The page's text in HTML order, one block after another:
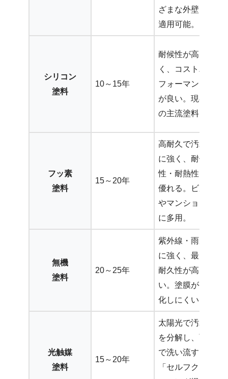
ざまな外壁に
適用可能。
シリコン
塗料
10～15年
耐候性が高
く、コストパ
フォーマンス
が良い。現在
の主流塗料。
フッ素
塗料
15～20年
高耐久で汚れ
に強く、耐候
性・耐熱性に
優れる。ビル
やマンション
に多用。
無機
塗料
20～25年
紫外線・雨風
に強く、最も
耐久性が高
い。塗膜が劣
化しにくい。
光触媒
塗料
15～20年
太陽光で汚れ
を分解し、雨
で洗い流す
「セルフクリ